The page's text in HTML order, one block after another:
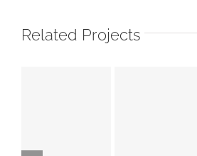
Related Projects